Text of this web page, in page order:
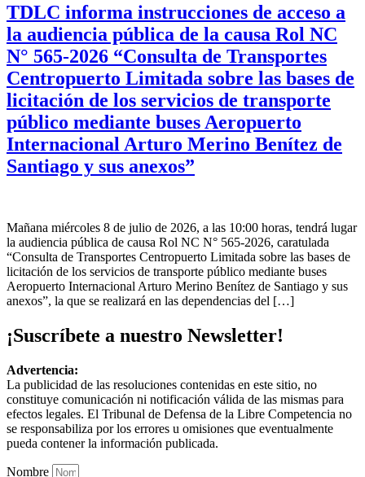
TDLC informa instrucciones de acceso a
la audiencia pública de la causa Rol NC
N° 565-2026 “Consulta de Transportes
Centropuerto Limitada sobre las bases de
licitación de los servicios de transporte
público mediante buses Aeropuerto
Internacional Arturo Merino Benítez de
Santiago y sus anexos”
Mañana miércoles 8 de julio de 2026, a las 10:00 horas, tendrá lugar
la audiencia pública de causa Rol NC N° 565-2026, caratulada
“Consulta de Transportes Centropuerto Limitada sobre las bases de
licitación de los servicios de transporte público mediante buses
Aeropuerto Internacional Arturo Merino Benítez de Santiago y sus
anexos”, la que se realizará en las dependencias del […]
¡Suscríbete a nuestro Newsletter!
Advertencia:
La publicidad de las resoluciones contenidas en este sitio, no
constituye comunicación ni notificación válida de las mismas para
efectos legales. El Tribunal de Defensa de la Libre Competencia no
se responsabiliza por los errores u omisiones que eventualmente
pueda contener la información publicada.
Nombre